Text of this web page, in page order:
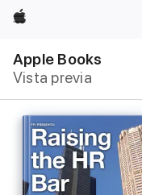
Apple
Apple Books
Vista previa
local
Abrir